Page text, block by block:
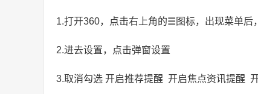
1.打开360，点击右上角的☰图标，出现菜单后
2.进去设置，点击弹窗设置
3.取消勾选 开启推荐提醒 开启焦点资讯提醒